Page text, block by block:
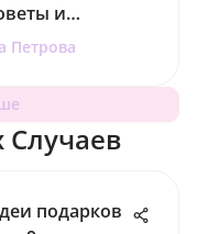
и
Петрова
подарков